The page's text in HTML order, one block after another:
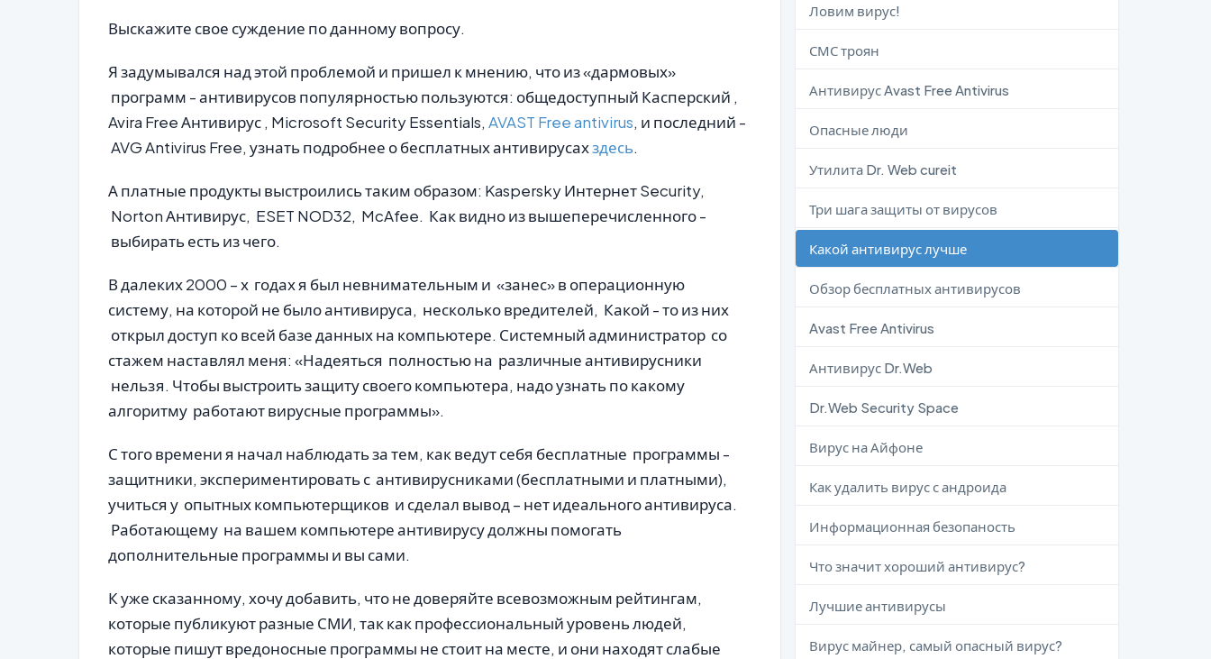
Выскажите свое суждение по данному вопросу.
Я задумывался над этой проблемой и пришел к мнению, что из «дармовых»
программ - антивирусов популярностью пользуются: общедоступный Касперский ,
Avira Free Антивирус , Microsoft Security Essentials, AVAST Free antivirus, и последний -
AVG Antivirus Free, узнать подробнее о бесплатных антивирусахздесь.
А платные продукты выстроились таким образом: Kaspersky Интернет Security,
Norton Антивирус, ESET NOD32, McAfee. Как видно из вышеперечисленного -
выбирать есть из чего.
В далеких 2000 – х годах я был невнимательным и «занес» в операционную
систему, на которой не было антивируса, несколько вредителей, Какой - то из них
открыл доступ ко всей базе данных на компьютере. Системный администратор со
стажем наставлял меня: «Надеяться полностью на различные антивирусники
нельзя. Чтобы выстроить защиту своего компьютера, надо узнать по какому
алгоритму работают вирусные программы».
С того времени я начал наблюдать за тем, как ведут себя бесплатные программы -
защитники, экспериментировать с антивирусниками (бесплатными и платными),
учиться у опытных компьютерщиков и сделал вывод – нет идеального антивируса.
Работающему на вашем компьютере антивирусу должны помогать
дополнительные программы и вы сами.
К уже сказанному, хочу добавить, что не доверяйте всевозможным рейтингам,
которые публикуют разные СМИ, так как профессиональный уровень людей,
которые пишут вредоносные программы не стоит на месте, и они находят слабые
Ловим вирус!
СМС троян
Антивирус Avast Free Antivirus
Опасные люди
Утилита Dr. Web cureit
Три шага защиты от вирусов
Какой антивирус лучше
Обзор бесплатных антивирусов
Avast Free Antivirus
Антивирус Dr.Web
Dr.Web Security Space
Вирус на Айфоне
Как удалить вирус с андроида
Информационная безопаность
Что значит хороший антивирус?
Лучшие антивирусы
Вирус майнер, самый опасный вирус?